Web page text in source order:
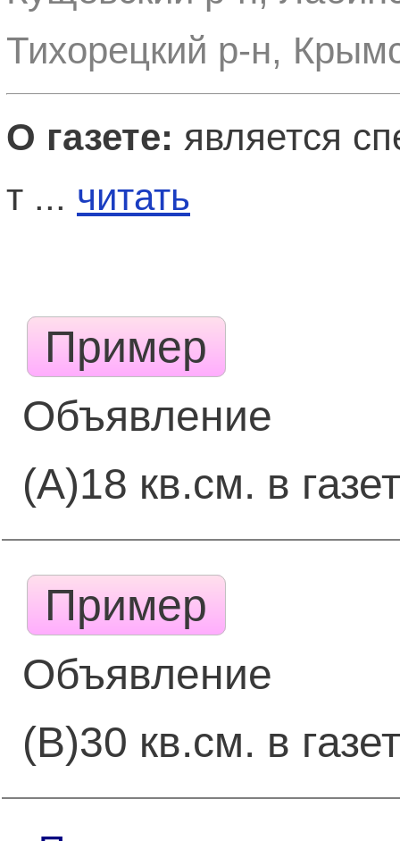
Тихорецкий р-н,
О газете: является
т ... читать
Пример
Объявление
(А)18 кв.см. в
Пример
Объявление
(В)30 кв.см. в